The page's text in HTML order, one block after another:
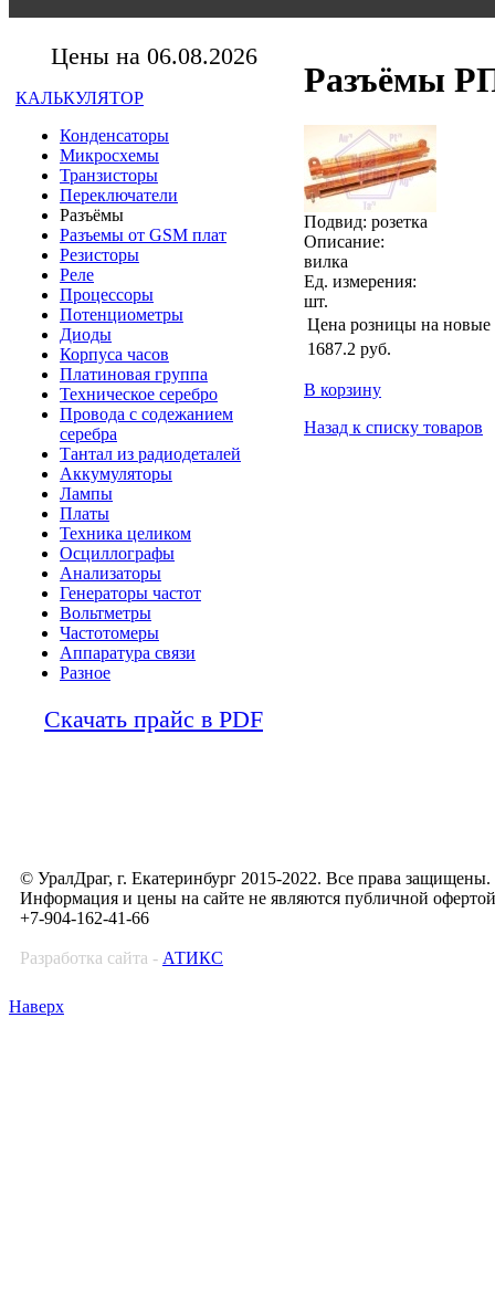
Цены на 06.08.2026
КАЛЬКУЛЯТОР
Конденсаторы
Микросхемы
Транзисторы
Переключатели
Разъёмы
Разъемы от GSM плат
Резисторы
Реле
Процессоры
Потенциометры
Диоды
Корпуса часов
Платиновая группа
Техническое серебро
Провода с содежанием
серебра
Тантал из радиодеталей
Аккумуляторы
Лампы
Платы
Техника целиком
Осциллографы
Анализаторы
Генераторы частот
Вольтметры
Частотомеры
Аппаратура связи
Разное
Скачать прайс в PDF
Разъёмы
Подвид: розетка
Описание:
вилка
Ед. измерения:
шт.
Цена розницы на новые
1687.2 руб.
В корзину
Назад к списку товаров
© УралДраг, г. Екатеринбург 2015-2022. Все права защищены.
Информация и цены на сайте не являются публичной офертой
+7-904-162-41-66
Разработка сайта - АТИКС
Наверх